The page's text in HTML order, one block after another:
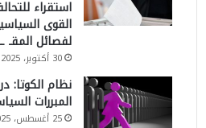
استقراء
القوى
لفصائل المقـ
30 أكتوبر، 2025
نظام الكوتا:
المبررات
25 أغسطس، 2025